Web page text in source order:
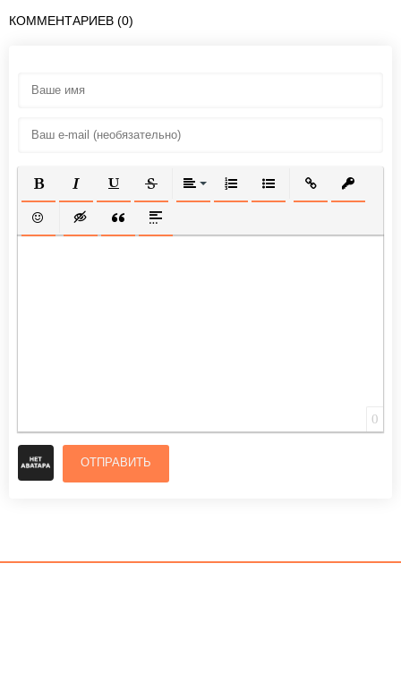
КОММЕНТАРИЕВ (0)
ПОЛУЖИРНЫЙ
КУРСИВПОДЧЕРКНУТЫЙ
ЗАЧЕРКНУТЫЙВЫРАВНИВАНИЕ
НУМЕРОВАННЫЙ СПИСОК
МАРКИРОВАННЫЙ
ВСТАВИТЬ
ВСТАВИТЬ СМАЙЛИК
ВСТАВКА СКРЫТОГО ТЕКСТА
ВСТАВКА ЦИТАТЫ
ВСТАВКА СПОЙЛЕРА
0
ОТПРАВИТЬ